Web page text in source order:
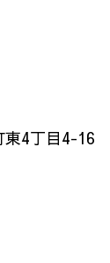
東4丁目4-16